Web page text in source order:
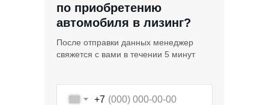
+7
по приобретению
автомобиля в лизинг?
После отправки данных менеджер
свяжется с вами в течении 5 минут